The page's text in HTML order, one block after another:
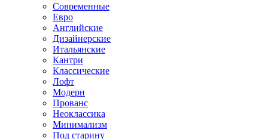
Современные
Евро
Английские
Дизайнерские
Итальянские
Кантри
Классические
Лофт
Модерн
Прованс
Неоклассика
Минимализм
Под старину